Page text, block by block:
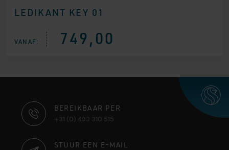
LEDIKANT KEY 01
VANAF: 749,00
CONTACT
INFORMATIE
BEREIKBAAR PER
+31 (0) 493 310 515
STUUR EEN E-MAIL